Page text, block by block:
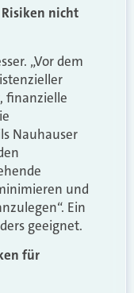
nicht
„Vor dem
finanzielle
Nauhauser
und
Ein
geeignet.
für